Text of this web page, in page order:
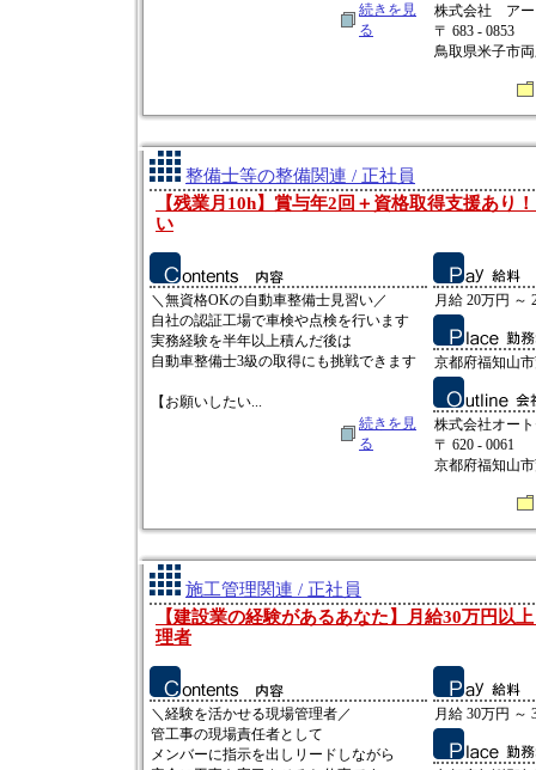
続きを見
る
株式会社 アー
〒 683 - 0853
鳥取県米子市
整備士等の整備関連 / 正社員
【残業月10h】賞与年2回＋資格取得支援あり
い
＼無資格OKの自動車整備士見習い／
自社の認証工場で車検や点検を行います
実務経験を半年以上積んだ後は
自動車整備士3級の取得にも挑戦できます
【お願いしたい...
続きを見
る
月給 20万円 ～
京都府福知山
株式会社オー
〒 620 - 0061
京都府福知山
施工管理関連 / 正社員
【建設業の経験があるあなた】月給30万円以
理者
＼経験を活かせる現場管理者／
管工事の現場責任者として
メンバーに指示を出しリードしながら
月給 30万円 ～